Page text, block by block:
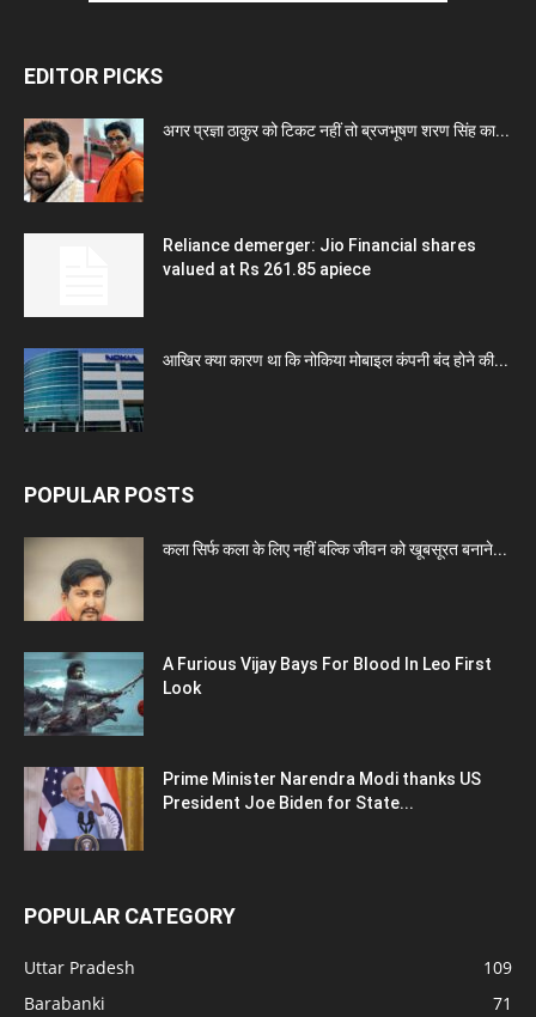
EDITOR PICKS
अगर प्रज्ञा ठाकुर को टिकट नहीं तो ब्रजभूषण शरण सिंह का...
Reliance demerger: Jio Financial shares
valued at Rs 261.85 apiece
आखिर क्या कारण था कि नोकिया मोबाइल कंपनी बंद होने की...
POPULAR POSTS
कला सिर्फ कला के लिए नहीं बल्कि जीवन को खूबसूरत बनाने...
A Furious Vijay Bays For Blood In Leo First
Look
Prime Minister Narendra Modi thanks US
President Joe Biden for State...
POPULAR CATEGORY
Uttar Pradesh
109
Barabanki
71